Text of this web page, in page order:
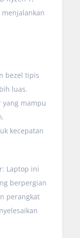
bezel tipis
luas.
yang mampu
kecepatan
Laptop ini
berpergian
perangkat